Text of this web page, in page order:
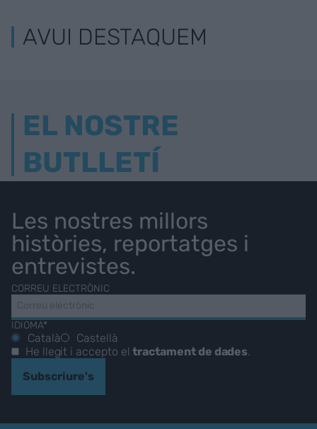
AVUI DESTAQUEM
EL NOSTRE
BUTLLETÍ
Les nostres millors
històries, reportatges i
entrevistes.
CORREU ELECTRÒNIC
IDIOMA*
Català
Castellà
He llegit i accepto eltractament de dades.
Subscriure's